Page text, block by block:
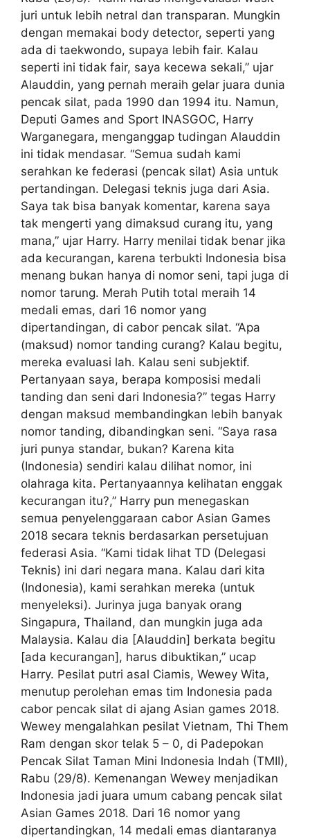
juri untuk lebih netral dan transparan. Mungkin
dengan memakai body detector, seperti yang
ada di taekwondo, supaya lebih fair. Kalau
seperti ini tidak fair, saya kecewa sekali,” ujar
Alauddin, yang pernah meraih gelar juara dunia
pencak silat, pada 1990 dan 1994 itu. Namun,
Deputi Games and Sport INASGOC, Harry
Warganegara, menganggap tudingan Alauddin
ini tidak mendasar. “Semua sudah kami
serahkan ke federasi (pencak silat) Asia untuk
pertandingan. Delegasi teknis juga dari Asia.
Saya tak bisa banyak komentar, karena saya
tak mengerti yang dimaksud curang itu, yang
mana,” ujar Harry. Harry menilai tidak benar jika
ada kecurangan, karena terbukti Indonesia bisa
menang bukan hanya di nomor seni, tapi juga di
nomor tarung. Merah Putih total meraih 14
medali emas, dari 16 nomor yang
dipertandingan, di cabor pencak silat. “Apa
(maksud) nomor tanding curang? Kalau begitu,
mereka evaluasi lah. Kalau seni subjektif.
Pertanyaan saya, berapa komposisi medali
tanding dan seni dari Indonesia?” tegas Harry
dengan maksud membandingkan lebih banyak
nomor tanding, dibandingkan seni. “Saya rasa
juri punya standar, bukan? Karena kita
(Indonesia) sendiri kalau dilihat nomor, ini
olahraga kita. Pertanyaannya kelihatan enggak
kecurangan itu?,” Harry pun menegaskan
semua penyelenggaraan cabor Asian Games
2018 secara teknis berdasarkan persetujuan
federasi Asia. “Kami tidak lihat TD (Delegasi
Teknis) ini dari negara mana. Kalau dari kita
(Indonesia), kami serahkan mereka (untuk
menyeleksi). Jurinya juga banyak orang
Singapura, Thailand, dan mungkin juga ada
Malaysia. Kalau dia [Alauddin] berkata begitu
[ada kecurangan], harus dibuktikan,” ucap
Harry. Pesilat putri asal Ciamis, Wewey Wita,
menutup perolehan emas tim Indonesia pada
cabor pencak silat di ajang Asian games 2018.
Wewey mengalahkan pesilat Vietnam, Thi Them
Ram dengan skor telak 5 – 0, di Padepokan
Pencak Silat Taman Mini Indonesia Indah (TMII),
Rabu (29/8). Kemenangan Wewey menjadikan
Indonesia jadi juara umum cabang pencak silat
Asian Games 2018. Dari 16 nomor yang
dipertandingkan, 14 medali emas diantaranya